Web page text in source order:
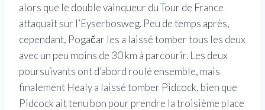
alors que le double vainqueur du Tour de France
attaquait sur l’Eyserbosweg. Peu de temps après,
cependant, Pogačar les a laissé tomber tous les deux
avec un peu moins de 30 km à parcourir. Les deux
poursuivants ont d’abord roulé ensemble, mais
finalement Healy a laissé tomber Pidcock, bien que
Pidcock ait tenu bon pour prendre la troisième place